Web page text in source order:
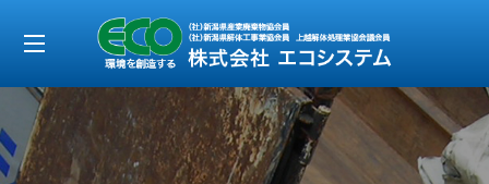
t
o
g
g